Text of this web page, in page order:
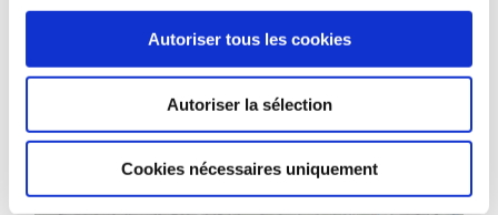
Autoriser tous les cookies
Autoriser la sélection
Cookies nécessaires uniquement